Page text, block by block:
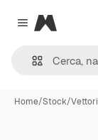
Close menu
Magnific
Home/Stock/Vettori